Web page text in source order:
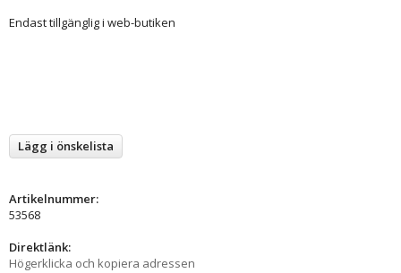
Endast tillgänglig i web-butiken
Lägg i önskelista
Artikelnummer:
53568
Direktlänk:
Högerklicka och kopiera adressen